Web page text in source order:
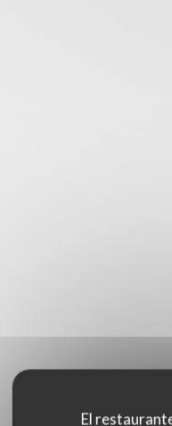
El